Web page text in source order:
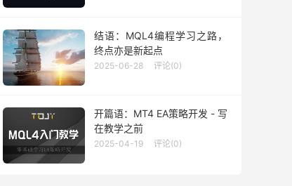
结语：MQL4编程学习之路，
终点亦是新起点
2025-06-28 评论(0)
开篇语：MT4 EA策略开发 - 写
在教学之前
2025-04-19 评论(0)